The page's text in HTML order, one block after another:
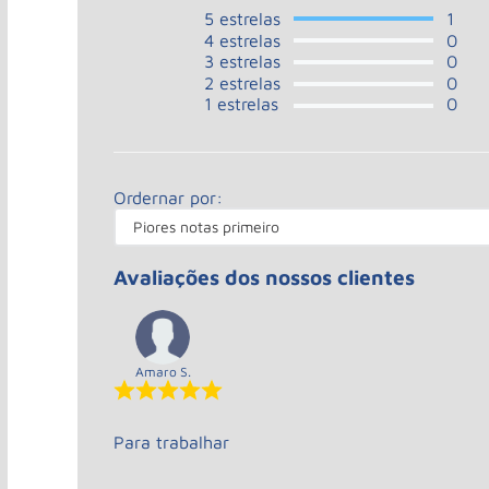
5 estrelas
4 estrelas
3 estrelas
2 estrelas
1 estrelas
1
0
0
0
0
Ordernar por:
Piores notas primeiro
Avaliações dos nossos clientes
Amaro S.
Para trabalhar